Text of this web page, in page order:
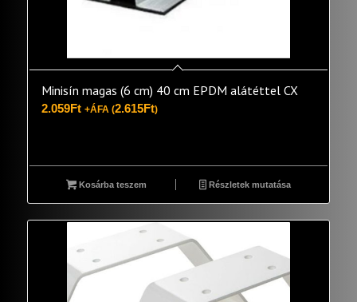
Minisín magas (6 cm) 40 cm EPDM alátéttel CX
2.059Ft +ÁFA (2.615Ft)
Kosárba teszem Részletek mutatása